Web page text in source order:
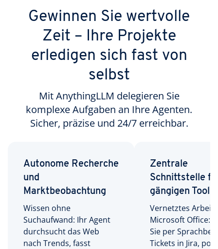
Gewinnen Sie wertvolle
Zeit – Ihre Projekte
erledigen sich fast von
selbst
Mit AnythingLLM delegieren Sie
komplexe Aufgaben an Ihre Agenten.
Sicher, präzise und 24/7 erreichbar.
Autonome Recherche
und
Marktbeobachtung
Wissen ohne
Suchaufwand: Ihr Agent
durchsucht das Web
nach Trends, fasst
Zentrale
Schnittstelle
gängigen Tools
Vernetztes
Microsoft Office:
Sie per
Tickets in Jira,